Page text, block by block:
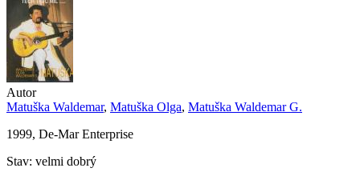
Autor
Matuška Waldemar, Matuška Olga, Matuška Waldemar G.
1999, De-Mar Enterprise
Stav: velmi dobrý